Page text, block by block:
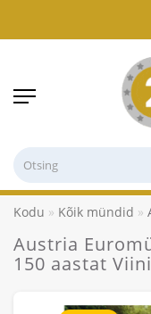
Kodu Kõik mündid
Austria
150 aastat